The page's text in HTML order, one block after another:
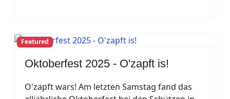
Featured
Oktoberfest 2025 - O'zapft is!
O'zapft wars! Am letzten Samstag fand das